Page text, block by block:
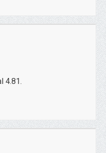
4.81.